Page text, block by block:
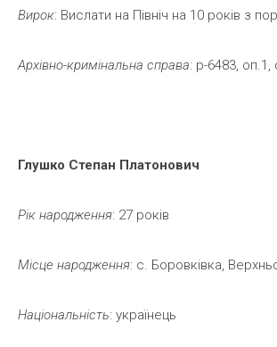
Вирок: Вислати на Північ на 10 років з
Архівно-кримінальна справа: р-6483,
Глушко Степан Платонович
Рік народження: 27 років
Місце народження: с. Боровківка,
Національність: українець